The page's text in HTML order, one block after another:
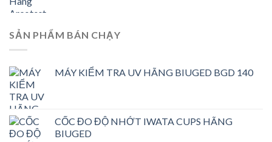
SẢN PHẨM BÁN CHẠY
MÁY KIỂM TRA UV HÃNG BIUGED BGD 140
CỐC ĐO ĐỘ NHỚT IWATA CUPS HÃNG
BIUGED